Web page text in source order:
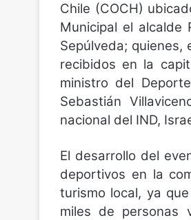
Chile (COCH)
Municipal el alcalde
Sepúlveda; quienes,
recibidos en la
ministro del
Sebastián
nacional del IND,
El desarrollo del
deportivos en la
turismo local, ya
miles de personas